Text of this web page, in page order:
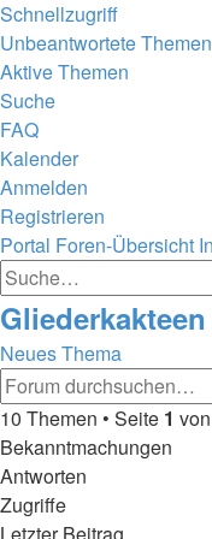
Schnellzugriff
Unbeantwortete Themen
Aktive Themen
Suche
FAQ
Kalender
Anmelden
Registrieren
Portal Foren-Übersicht
Suche
Neues Thema
10 Themen • Seite 1 von
Bekanntmachungen
Antworten
Zugriffe